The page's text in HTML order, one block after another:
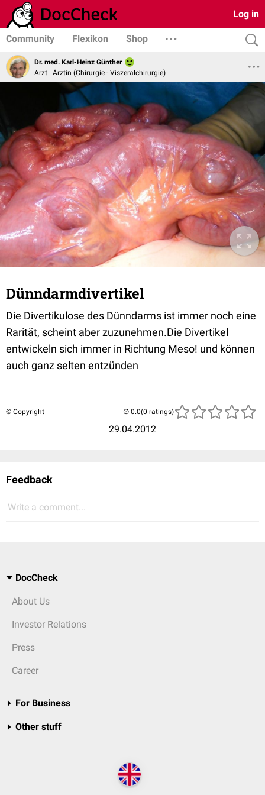
Log in
Community Flexikon Shop
Dr. med. Karl-Heinz Günther
Arzt | Ärztin (Chirurgie - Viszeralchirurgie)
Dünndarmdivertikel
Die Divertikulose des Dünndarms ist immer noch eine
Rarität, scheint aber zuzunehmen.Die Divertikel
entwickeln sich immer in Richtung Meso! und können
auch ganz selten entzünden
© Copyright
29.04.2012
(0 ratings)
Feedback
Write a comment...
DocCheck
About Us
Investor Relations
Press
Career
For Business
Other stuff